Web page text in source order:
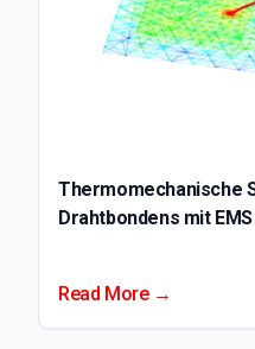
Thermomechanische
Drahtbondens mit EMS
Read More →